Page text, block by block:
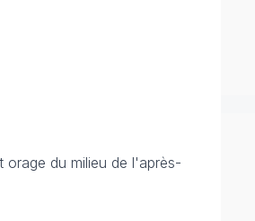
orage du milieu de l'après-